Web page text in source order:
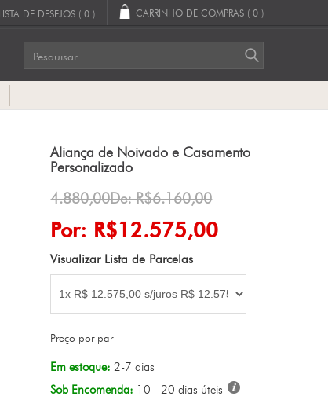
LISTA DE DESEJOS ( 0 ) CARRINHO DE COMPRAS ( 0 )
Aliança de Noivado e Casamento
Personalizado
4.880,00De: R$6.160,00
Por: R$12.575,00
Visualizar Lista de Parcelas
Preço por par
Em estoque: 2-7 dias
Sob Encomenda: 10 - 20 dias úteis